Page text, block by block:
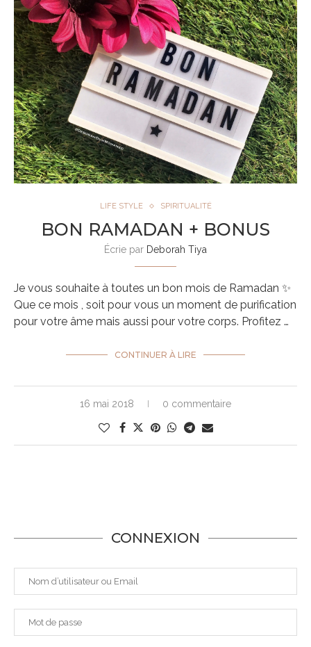
LIFE STYLE SPIRITUALITÉ
BON RAMADAN + BONUS
Écrie par Deborah Tiya
Je vous souhaite à toutes un bon mois de Ramadan ✨
Que ce mois , soit pour vous un moment de purification
pour votre âme mais aussi pour votre corps. Profitez …
CONTINUER À LIRE
16 mai 2018 0 commentaire
CONNEXION